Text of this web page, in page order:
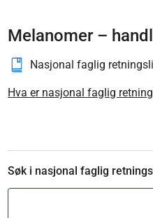
Melanomer –
Nasjonal faglig
Hva er nasjonal faglig
Søk i nasjonal faglig